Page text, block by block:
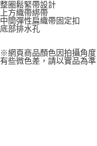
整圈鬆緊帶設計
上方織帶綁帶
中間彈性扁織帶固定扣
底部排水孔
※網頁商品顏色因拍攝角
有些微色差，請以實品為準